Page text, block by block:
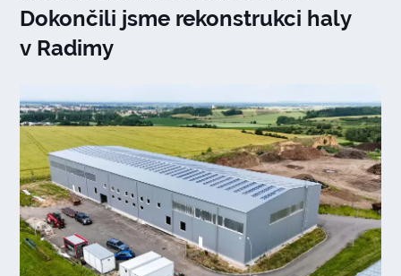
Dokončili jsme rekonstrukci haly
v Radimy